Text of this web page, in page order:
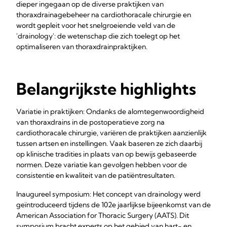
dieper ingegaan op de diverse praktijken van
thoraxdrainagebeheer na cardiothoracale chirurgie en
wordt gepleit voor het snelgroeiende veld van de
'drainology': de wetenschap die zich toelegt op het
optimaliseren van thoraxdrainpraktijken.
Belangrijkste highlights
Variatie in praktijken: Ondanks de alomtegenwoordigheid
van thoraxdrains in de postoperatieve zorg na
cardiothoracale chirurgie, variëren de praktijken aanzienlijk
tussen artsen en instellingen. Vaak baseren ze zich daarbij
op klinische tradities in plaats van op bewijs gebaseerde
normen. Deze variatie kan gevolgen hebben voor de
consistentie en kwaliteit van de patiëntresultaten.
Inaugureel symposium: Het concept van drainology werd
geïntroduceerd tijdens de 102e jaarlijkse bijeenkomst van de
American Association for Thoracic Surgery (AATS). Dit